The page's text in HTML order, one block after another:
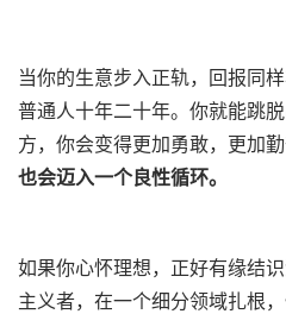
当你的生意步入正轨，回报同
普通人十年二十年。你就能跳
方，你会变得更加勇敢，更加
也会迈入一个良性循环。
如果你心怀理想，正好有缘结
主义者，在一个细分领域扎根，